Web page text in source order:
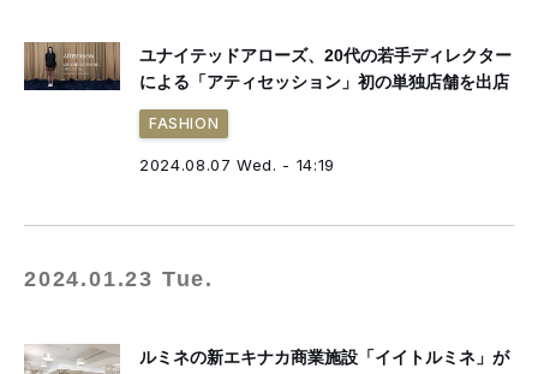
ユナイテッドアローズ、20代の若手ディレクター
による「アティセッション」初の単独店舗を出店
FASHION
2024.08.07 Wed. - 14:19
2024.01.23 Tue.
ルミネの新エキナカ商業施設「イイトルミネ」が